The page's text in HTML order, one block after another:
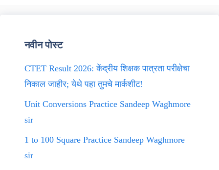
नवीन पोस्ट
CTET Result 2026: केंद्रीय शिक्षक पात्रता परीक्षेचा
निकाल जाहीर; येथे पहा तुमचे मार्कशीट!
Unit Conversions Practice Sandeep Waghmore
sir
1 to 100 Square Practice Sandeep Waghmore
sir